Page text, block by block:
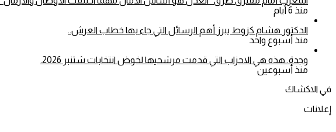
منذ 6 أيام
الدكتور هشام كزوط يبرز أهم الرسائل التي جاء بها خطاب العرش..
منذ أسبوع واحد
وجدة..هذه هي الاحزاب التي قدمت مرشحيها لخوض انتخابات شتنبر 2026.
منذ أسبوعين
في الاكشاك
إعلانات